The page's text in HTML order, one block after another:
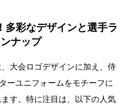
多彩なデザインと選手ラ
ナップ
大会ロゴデザインに加え、侍
ーユニフォームをモチーフに
す。特に注目は、以下の人気